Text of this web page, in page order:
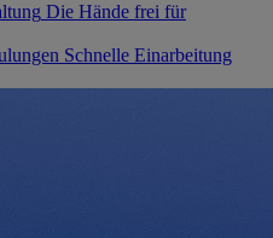
Die Hände frei für
Schnelle Einarbeitung